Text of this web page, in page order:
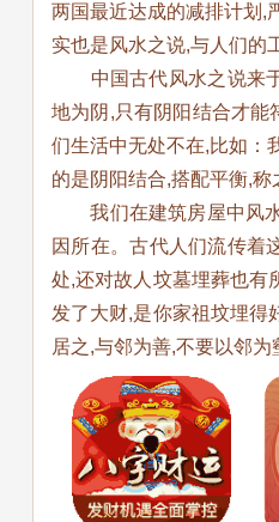
两国最近达成的减排计划,
实也是风水之说,与人们的
中国古代风水之说来于
地为阴,只有阴阳结合才能
们生活中无处不在,比如：
的是阴阳结合,搭配平衡,称
我们在建筑房屋中风水
因所在。古代人们流传着
处,还对故人坟墓埋葬也有
发了大财,是你家祖坟埋得
居之,与邻为善,不要以邻